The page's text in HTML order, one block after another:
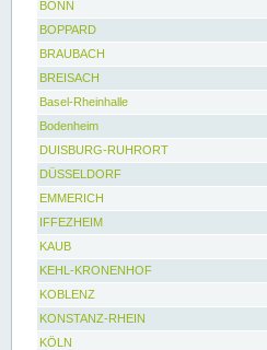
BONN
BOPPARD
BRAUBACH
BREISACH
Basel-Rheinhalle
Bodenheim
DUISBURG-RUHRORT
DÜSSELDORF
EMMERICH
IFFEZHEIM
KAUB
KEHL-KRONENHOF
KOBLENZ
KONSTANZ-RHEIN
KÖLN